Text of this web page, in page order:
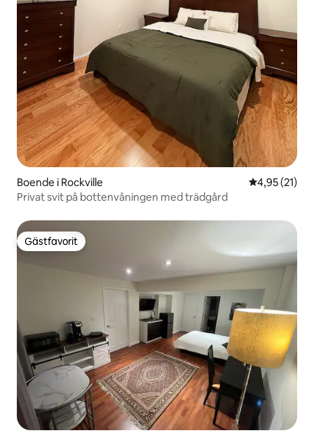
Boende i Rockville 4,95 av 5 i
4,95 (21)
Privat svit på bottenvåningen med trädgård
Gästfavorit
Gästfavorit